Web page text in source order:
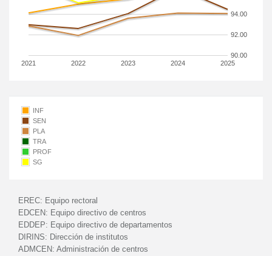
2021 2022 2023 2024 2025
90.00
92.00
94.00
INF
SEN
PLA
TRA
PROF
SG
EREC: Equipo rectoral
EDCEN: Equipo directivo de centros
EDDEP: Equipo directivo de departamentos
DIRINS: Dirección de institutos
ADMCEN: Administración de centros